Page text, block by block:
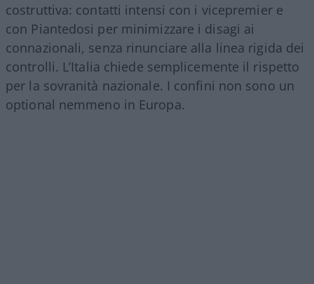
costruttiva: contatti intensi con i vicepremier e
con Piantedosi per minimizzare i disagi ai
connazionali, senza rinunciare alla linea rigida dei
controlli. L’Italia chiede semplicemente il rispetto
per la sovranità nazionale. I confini non sono un
optional nemmeno in Europa.